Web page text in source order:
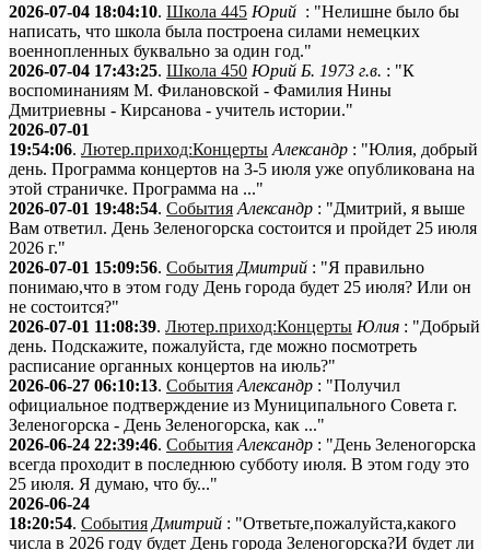
2026-07-04 18:04:10. Школа 445 Юрий : "Нелишне было бы
написать, что школа была построена силами немецких
военнопленных буквально за один год."
2026-07-04 17:43:25. Школа 450 Юрий Б. 1973 г.в. : "К
воспоминаниям М. Филановской - Фамилия Нины
Дмитриевны - Кирсанова - учитель истории."
2026-07-01
19:54:06. Лютер.приход:Концерты Александр : "Юлия, добрый
день. Программа концертов на 3-5 июля уже опубликована на
этой страничке. Программа на ..."
2026-07-01 19:48:54. События Александр : "Дмитрий, я выше
Вам ответил. День Зеленогорска состоится и пройдет 25 июля
2026 г."
2026-07-01 15:09:56. События Дмитрий : "Я правильно
понимаю,что в этом году День города будет 25 июля? Или он
не состоится?"
2026-07-01 11:08:39. Лютер.приход:Концерты Юлия : "Добрый
день. Подскажите, пожалуйста, где можно посмотреть
расписание органных концертов на июль?"
2026-06-27 06:10:13. События Александр : "Получил
официальное подтверждение из Муниципального Совета г.
Зеленогорска - День Зеленогорска, как ..."
2026-06-24 22:39:46. События Александр : "День Зеленогорска
всегда проходит в последнюю субботу июля. В этом году это
25 июля. Я думаю, что бу..."
2026-06-24
18:20:54. События Дмитрий : "Ответьте,пожалуйста,какого
числа в 2026 году будет День города Зеленогорска?И будет ли